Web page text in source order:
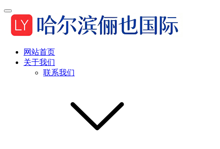
网站首页
关于我们
联系我们